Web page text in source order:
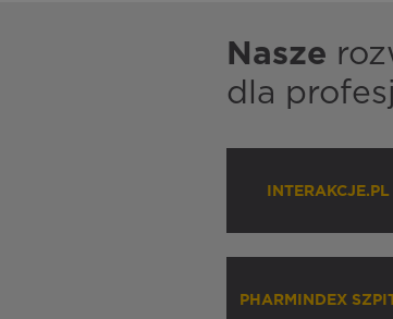
Nasze
dla
INTERAKCJE.PL
PHARMINDEX